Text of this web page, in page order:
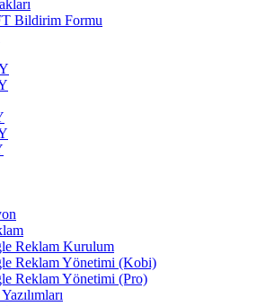
Bildirim Formu
Reklam Kurulum
Reklam Yönetimi (Kobi)
Reklam Yönetimi (Pro)